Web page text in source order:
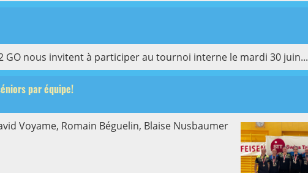
GO nous invitent à participer au tournoi interne le mardi 30 juin...
par équipe!
Voyame, Romain Béguelin, Blaise Nusbaumer